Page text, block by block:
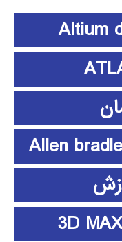
Altium